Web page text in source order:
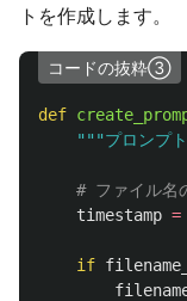
トを作成します。
コードの抜粋③
def
"""プロンプ
timestamp =
if